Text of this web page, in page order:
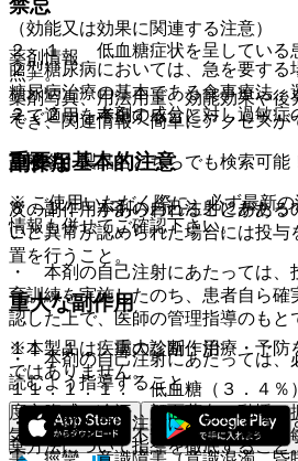
２．１． 低血糖症状を呈している
照〕。
２．２． 本剤の成分に対し過敏症
重要な基本的注意
８．１． 本剤の自己注射にあたっ
こと。
・ 本剤の自己注射にあたっては、
育訓練を実施したのち、患者自ら確
認した上で、医師の管理指導のもと
・ 本剤の自己注射にあたっては、
読むよう指導すること。
・ 本剤の自己注射にあたっては、
棄方法について指導を徹底すること
（効能又は効果に関連する注意）
２型糖尿病においては、急を要する
糖尿病治療の基本である食事療法、
えで適用を考慮すること。
副作用
次の副作用があらわれることがある
い、異常が認められた場合には投与
置を行うこと。
重大な副作用
１１．１． 重大な副作用
１１．１．１． 低血糖（３．４％
度空腹感、冷汗、顔面蒼白、動悸
気、視覚異常、不安、興奮、神経過
薬剤情報
薬剤写真、用法用量、効能効果や後
でき、関連情報へ簡単にアクセスが
一般名、製品名どちらでも検索可能
※ ご使用いただく際に、必ず最新
情報も併せてご確認下さい。
※本製品は疾病の診断・治療・予防
ではありません。